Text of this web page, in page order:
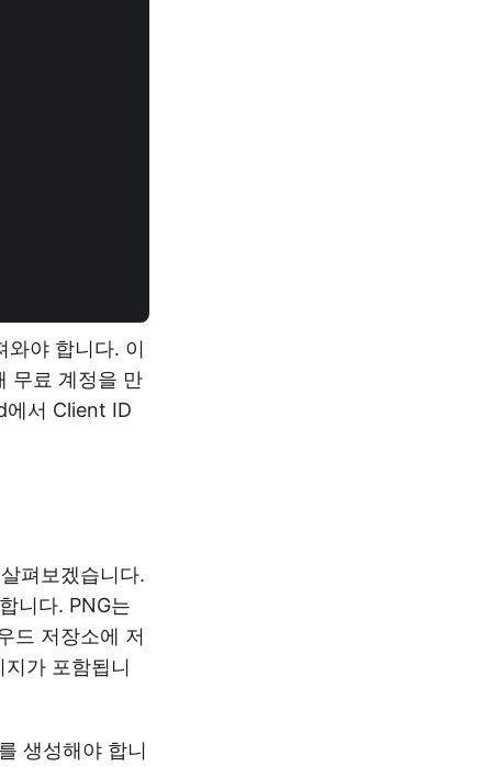
와야 합니다. 이
무료 계정을 만
에서 Client ID
펴보겠습니다.
니다. PNG는
드 저장소에 저
가 포함됩니
생성해야 합니